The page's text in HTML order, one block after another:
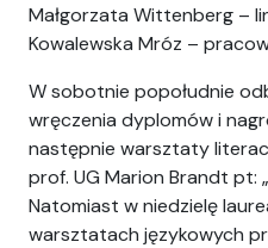
Małgorzata Wittenberg –
Kowalewska Mróz –
W sobotnie popołudnie
wręczenia dyplomów i
następnie warsztaty
prof. UG Marion Brandt pt:
Natomiast w niedzielę
warsztatach językowych